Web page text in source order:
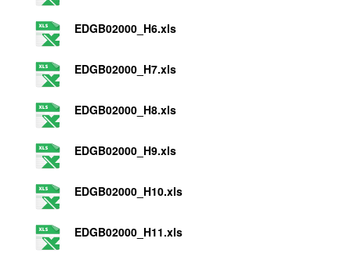
EDGB02000_H6.xls
EDGB02000_H7.xls
EDGB02000_H8.xls
EDGB02000_H9.xls
EDGB02000_H10.xls
EDGB02000_H11.xls